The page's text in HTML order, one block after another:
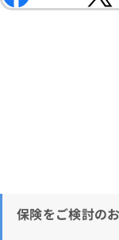
保険をご検討の